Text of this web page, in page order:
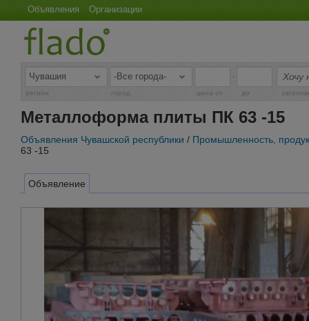
Объявления Организации
-
регион город цена от до
Металлоформа плиты ПК 63 -15
Объявления Чувашской республики / Промышленность,
63 -15
Объявление